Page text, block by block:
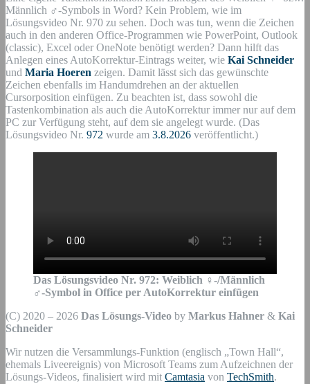
Männlich ♂-Symbols in Word? Kein Problem, wie im
Lösungsvideo Nr. 970 zu sehen. Doch was tun, wenn die Zeichen
auch in den anderen Office-Programmen wie PowerPoint, Outlook
(classic), Excel oder OneNote benötigt werden? Dann hilft das
Anlegen eines AutoKorrektur-Eintrags weiter, wie Kai Schneider
und Maria Hoeren zeigen. Damit lässt sich das gewünschte
Zeichen ebenfalls im Handumdrehen an der aktuellen
Cursorposition einfügen. Zu beachten ist, dass sowohl die
Tastenkombination als auch die AutoKorrektur immer nur auf dem
PC zur Verfügung steht, auf dem sie angelegt wurde. (Das
Lösungsvideo Nr. 972 wurde am 3.8.2026 veröffentlicht.)
Das Lösungsvideo Nr. 972: Weiblich ♀-/Männlich
♂-Symbol in Office per AutoKorrektur einfügen
(C) 2020 – 2026 Das Lösungs-Video by Markus Hahner & Kai
Schneider
Wir nutzen die Versammlungs-Funktion (englisch „Town Hall“,
ehemals Liveereignis) von Microsoft Teams zum Aufzeichnen der
Lösungs-Videos, finalisiert wird mit Camtasia von TechSmith.